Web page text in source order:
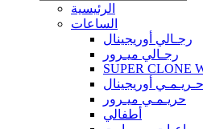
الرئيسية
الساعات
رجـالي أوريجينال
رجـالي ميـرور
SUPER CLONE
حـريـمـي أوريجينال
حريـمـي ميـرور
أطفالي